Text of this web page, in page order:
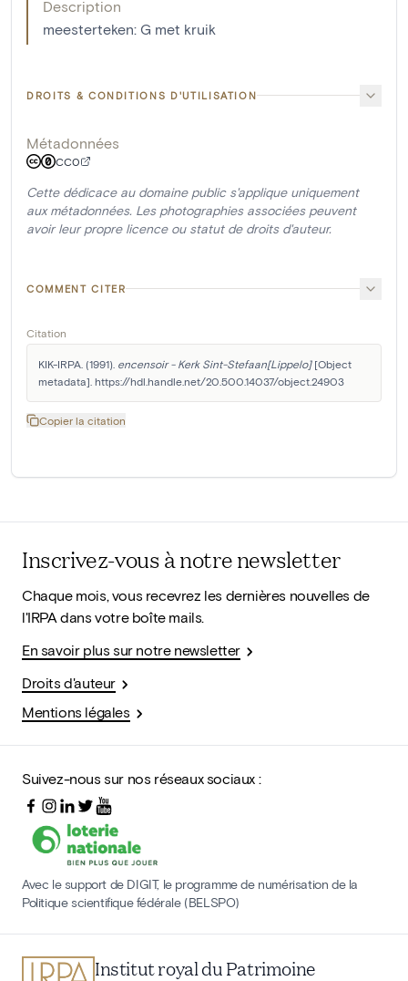
Description
meesterteken: G met kruik
DROITS & CONDITIONS D'UTILISATION
Métadonnées
CC0
Cette dédicace au domaine public s'applique uniquement
aux métadonnées. Les photographies associées peuvent
avoir leur propre licence ou statut de droits d'auteur.
COMMENT CITER
Citation
KIK-IRPA. (1991). encensoir - Kerk Sint-Stefaan[Lippelo] [Object
metadata]. https://hdl.handle.net/20.500.14037/object.24903
Copier la citation
Inscrivez-vous à notre newsletter
Chaque mois, vous recevrez les dernières nouvelles de
l'IRPA dans votre boîte mails.
En savoir plus sur notre newsletter
Droits d'auteur
Mentions légales
Suivez-nous sur nos réseaux sociaux :
Avec le support de DIGIT, le programme de numérisation de la
Politique scientifique fédérale (BELSPO)
Institut royal du Patrimoine